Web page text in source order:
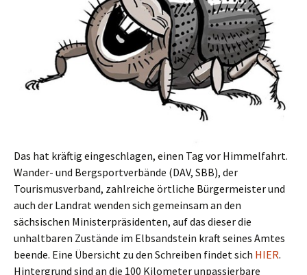
Das hat kräftig eingeschlagen, einen Tag vor Himmelfahrt.
Wander- und Bergsportverbände (DAV, SBB), der
Tourismusverband, zahlreiche örtliche Bürgermeister und
auch der Landrat wenden sich gemeinsam an den
sächsischen Ministerpräsidenten, auf das dieser die
unhaltbaren Zustände im Elbsandstein kraft seines Amtes
beende. Eine Übersicht zu den Schreiben findet sich HIER.
Hintergrund sind an die 100 Kilometer unpassierbare